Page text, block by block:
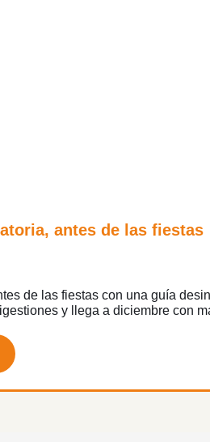
antes de las fiestas
de las fiestas con una guía
y llega a diciembre con